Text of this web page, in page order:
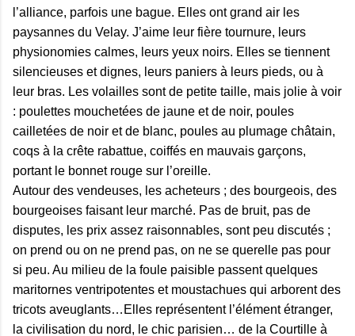
l’alliance, parfois une bague. Elles ont grand air les
paysannes du Velay. J’aime leur fière tournure, leurs
physionomies calmes, leurs yeux noirs. Elles se tiennent
silencieuses et dignes, leurs paniers à leurs pieds, ou à
leur bras. Les volailles sont de petite taille, mais jolie à voir
: poulettes mouchetées de jaune et de noir, poules
cailletées de noir et de blanc, poules au plumage châtain,
coqs à la crête rabattue, coiffés en mauvais garçons,
portant le bonnet rouge sur l’oreille.
Autour des vendeuses, les acheteurs ; des bourgeois, des
bourgeoises faisant leur marché. Pas de bruit, pas de
disputes, les prix assez raisonnables, sont peu discutés ;
on prend ou on ne prend pas, on ne se querelle pas pour
si peu. Au milieu de la foule paisible passent quelques
maritornes ventripotentes et moustachues qui arborent des
tricots aveuglants…Elles représentent l’élément étranger,
la civilisation du nord, le chic parisien… de la Courtille à